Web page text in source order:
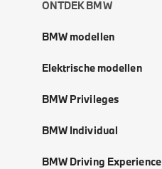
ONTDEK BMW
BMW modellen
Elektrische modellen
BMW Privileges
BMW Individual
BMW Driving Experience